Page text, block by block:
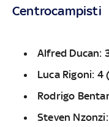
Centrocampisti
Alfred Ducan:
Luca Rigoni: 4
Rodrigo
Steven